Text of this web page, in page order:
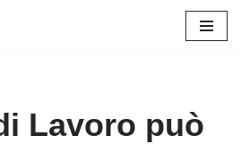
Lavoro può